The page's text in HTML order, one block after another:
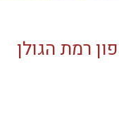
רמת הגולן